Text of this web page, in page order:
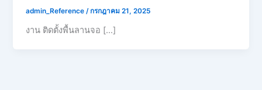
admin_Reference /กรกฎาคม 21, 2025
งาน ติดตั้งพื้นลานจอ […]